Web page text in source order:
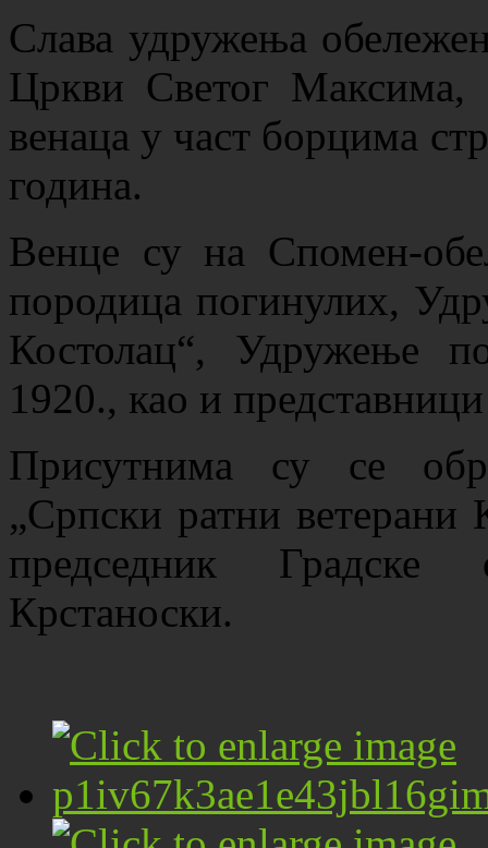
Слава удружења
Цркви Светог
венаца у част борцима
година.
Венце су на Спомен-
породица погинулих,
Костолац“, Удружење
1920., као и
Присутнима су се
„Српски ратни ветерани
председник
Крстаноски.